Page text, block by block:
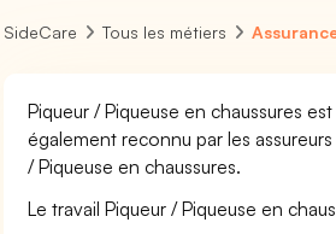
SideCare Tous les métiers
Piqueur / Piqueuse en chaussures
également reconnu par les
/ Piqueuse en chaussures.
Le travail Piqueur / Piqueuse en